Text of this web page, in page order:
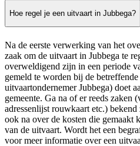
Hoe regel je een uitvaart in Jubbega?
Na de eerste verwerking van het
zaak om de uitvaart in Jubbega te
overweldigend zijn in een periode
gemeld te worden bij de
uitvaartondernemer Jubbega) doet
gemeente. Ga na of er reeds zaken
adressenlijst rouwkaart etc.)
ook na over de kosten die gemaakt
van de uitvaart. Wordt het een
voor meer informatie over een